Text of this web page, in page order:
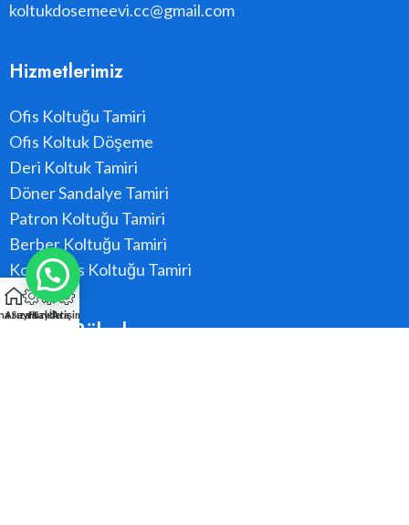
koltukdosemeevi.cc@gmail.com
Hizmetlerimiz
Ofis Koltuğu Tamiri
Ofis Koltuk Döşeme
Deri Koltuk Tamiri
Döner Sandalye Tamiri
Patron Koltuğu Tamiri
Berber Koltuğu Tamiri
Konferans Koltuğu Tamiri
Hizmet Bölgeler
Sayfa
Arıza Kaydı
Hızlı Ara
İletişim